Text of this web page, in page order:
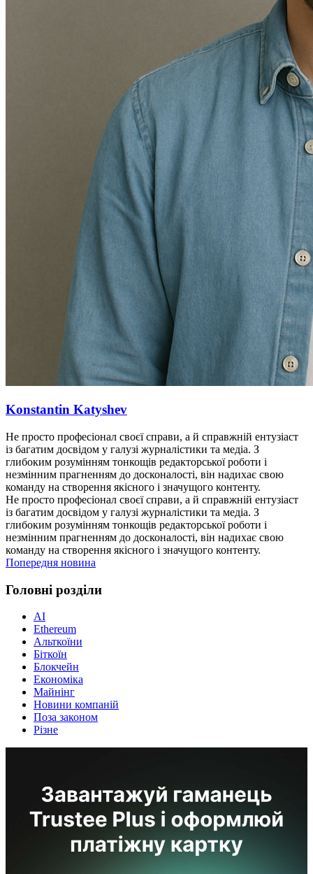
Konstantin Katyshev
Не просто професіонал своєї справи, а й справжній ентузіаст
із багатим досвідом у галузі журналістики та медіа. З
глибоким розумінням тонкощів редакторської роботи і
незмінним прагненням до досконалості, він надихає свою
команду на створення якісного і значущого контенту.
Не просто професіонал своєї справи, а й справжній ентузіаст
із багатим досвідом у галузі журналістики та медіа. З
глибоким розумінням тонкощів редакторської роботи і
незмінним прагненням до досконалості, він надихає свою
команду на створення якісного і значущого контенту.
Попередня новина
Головні розділи
AI
Ethereum
Альткоїни
Біткоїн
Блокчейн
Економіка
Майнінг
Новини компаній
Поза законом
Різне